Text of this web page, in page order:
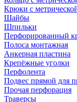
Крюки с
Шайбы
Шпильки
Перфорированный
Полоса монтажная
Анкерная пластина
Крепёжные уголки
Перфолента
Подвес прямой для
Прочая перфорация
Траверсы